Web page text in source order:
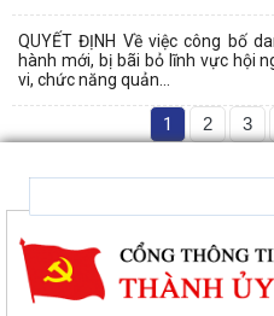
QUYẾT ĐỊNH Về việc công bố
hành mới, bị bãi bỏ lĩnh vực hội
vi, chức năng quản...
1 2 3